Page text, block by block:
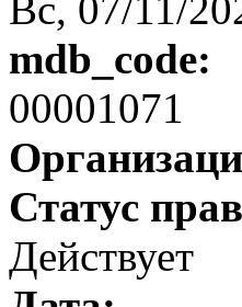
mdb_code:
00001071
Статус
Действует